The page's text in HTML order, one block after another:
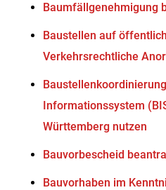
Baumfällgenehmigung
Baustellen auf
Verkehrsrechtliche
Informationssystem
Württemberg nutzen
Bauvorbescheid
Bauvorhaben im